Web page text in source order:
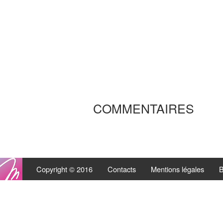
COMMENTAIRES
Copyright © 2016 Contacts Mentions légales